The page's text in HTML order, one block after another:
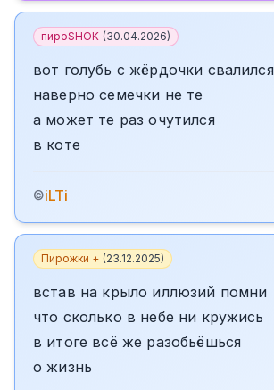
пироSHOK (30.04.2026)
вот голубь с жёрдочки свалился
наверно семечки не те
а может те раз очутился
в коте
©iLTi
Пирожки + (23.12.2025)
встав на крыло иллюзий помни
что сколько в небе ни кружись
в итоге всё же разобьёшься
о жизнь